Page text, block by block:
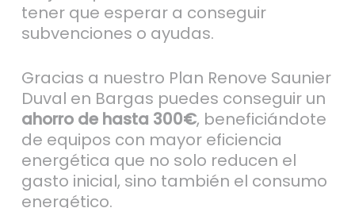
tener que esperar a conseguir
subvenciones o ayudas.
Gracias a nuestro Plan Renove Saunier
Duval en Bargas puedes conseguir un
ahorro de hasta 300€, beneficiándote
de equipos con mayor eficiencia
energética que no solo reducen el
gasto inicial, sino también el consumo
energético.